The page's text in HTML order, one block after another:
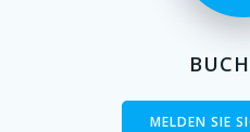
MELDEN SIE